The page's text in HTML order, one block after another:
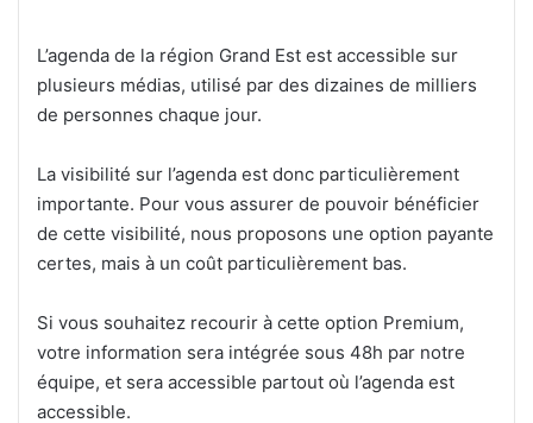
L’agenda de la région Grand Est est accessible sur
plusieurs médias, utilisé par des dizaines de milliers
de personnes chaque jour.
La visibilité sur l’agenda est donc particulièrement
importante. Pour vous assurer de pouvoir bénéficier
de cette visibilité, nous proposons une option payante
certes, mais à un coût particulièrement bas.
Si vous souhaitez recourir à cette option Premium,
votre information sera intégrée sous 48h par notre
équipe, et sera accessible partout où l’agenda est
accessible.